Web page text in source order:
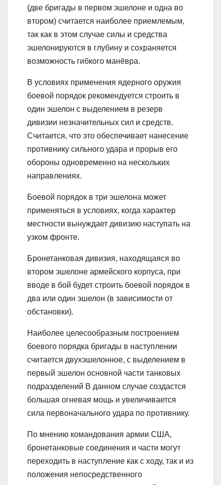
(две бригады в первом эшелоне и одна во
втором) считается наиболее приемлемым,
так как в этом случае силы и средства
эшелонируются в глубину и сохраняется
возможность гибкого манёвра.
В условиях применения ядерного оружия
боевой порядок рекомендуется строить в
один эшелон с выделением в резерв
дивизии незначительных сил и средств.
Считается, что это обеспечивает нанесение
противнику сильного удара и прорыв его
обороны одновременно на нескольких
направлениях.
Боевой порядок в три эшелона может
применяться в условиях, когда характер
местности вынуждает дивизию наступать на
узком фронте.
Бронетанковая дивизия, находящаяся во
втором эшелоне армейского корпуса, при
вводе в бой будет строить боевой порядок в
два или один эшелон (в зависимости от
обстановки).
Наиболее целесообразным построением
боевого порядка бригады в наступлении
считается двухэшелонное, с выделением в
первый эшелон основной части танковых
подразделений В данном случае создастся
большая огневая мощь и увеличивается
сила первоначального удара по противнику.
По мнению командования армии США,
бронетанковые соединения и части могут
переходить в наступление как с ходу, так и из
положения непосредственного